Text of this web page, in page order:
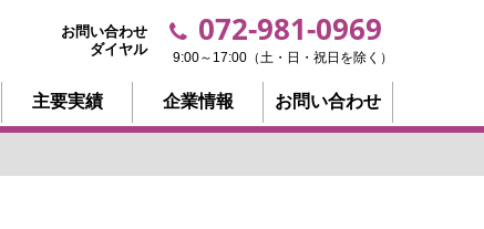
お問い合わせ
ダイヤル
072-981-0969
9:00～17:00（土・日・祝日を除く）
主要実績 企業情報 お問い合わせ